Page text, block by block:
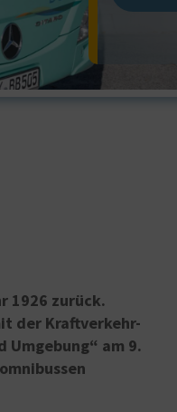
1926 zurück.
der Kraftverkehr-
Umgebung“ am 9.